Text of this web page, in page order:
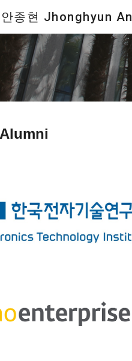
종현 Jhonghyun An
Alumni